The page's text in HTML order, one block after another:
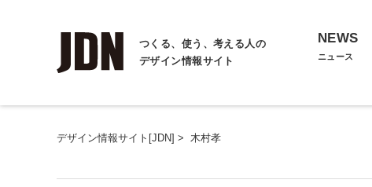
つくる、使う、考える人の
デザイン情報サイト
NEWS
ニュース
デザイン情報サイト[JDN] > 木村孝